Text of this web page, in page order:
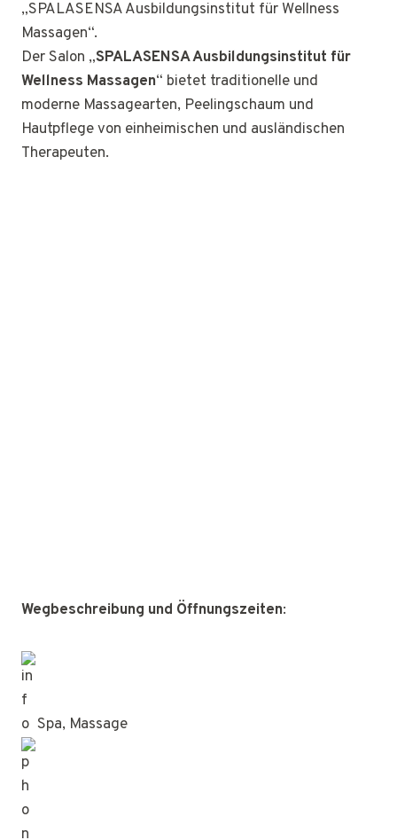
„SPALASENSA Ausbildungsinstitut für Wellness
Massagen“.
Der Salon „SPALASENSA Ausbildungsinstitut für
Wellness Massagen“ bietet traditionelle und
moderne Massagearten, Peelingschaum und
Hautpflege von einheimischen und ausländischen
Therapeuten.
Wegbeschreibung und Öffnungszeiten:
Spa, Massage